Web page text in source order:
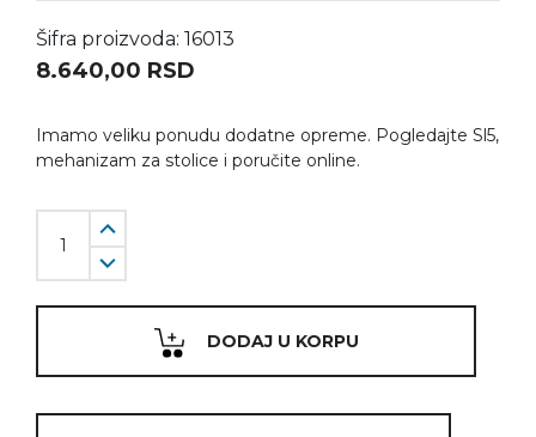
Šifra proizvoda: 16013
8.640,00 RSD
Imamo veliku ponudu dodatne opreme. Pogledajte Sl5,
mehanizam za stolice i poručite online.
DODAJ U KORPU